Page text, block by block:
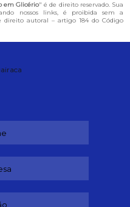
em Glicério" é de direito reservado. Sua
nossos links, é proibida sem a
direito autoral – artigo 184 do Código